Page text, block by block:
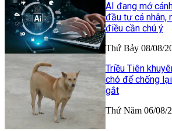
AI đang mở
đầu tư cá nhân,
điều cần chú ý
Thứ Bảy 08/08/
Triều Tiên
chó để chống
gắt
Thứ Năm 06/08/